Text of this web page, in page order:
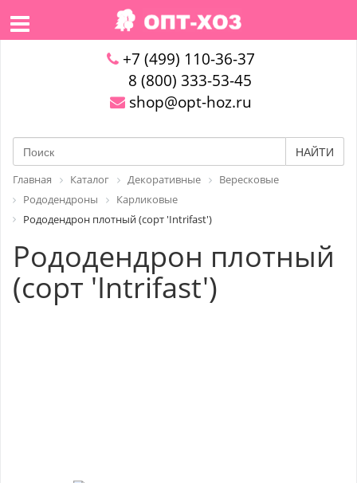
+7 (499) 110-36-37
8 (800) 333-53-45
shop@opt-hoz.ru
НАЙТИ
Главная Каталог Декоративные
Вересковые
Рододендроны
Карликовые
Рододендрон плотный (сорт 'Intrifast')
Рододендрон плотный
(сорт 'Intrifast')